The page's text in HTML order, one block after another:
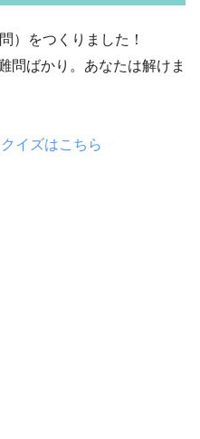
）をつくりました！
問ばかり。あなたは解けま
イズはこちら